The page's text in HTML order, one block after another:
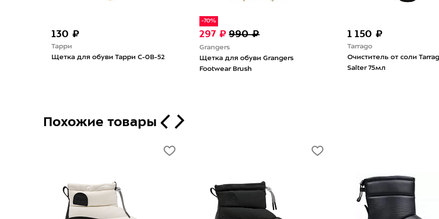
1 150 ₽
Tarrago
Очиститель от соли Tarrago De
400 ₽
Tarrago
Щетка Tarrago Sneakers для
чистки подошв кроссовок
120 ₽600 ₽
UYN
Шнурки UYN Fast Lace
Похожие товары